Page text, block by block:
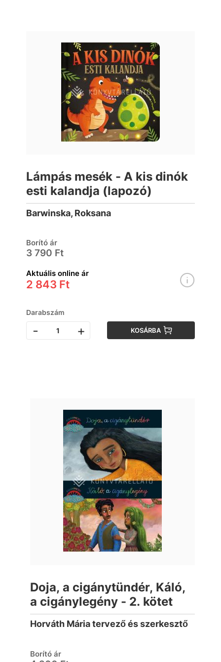
Lámpás mesék - A kis dinók
esti kalandja (lapozó)
Barwinska, Roksana
Borító ár
3 790 Ft
Aktuális online ár
2 843 Ft
Darabszám
- + KOSÁRBA
Doja, a cigánytündér, Káló,
a cigánylegény - 2. kötet
Horváth Mária tervező és szerkesztő
Borító ár